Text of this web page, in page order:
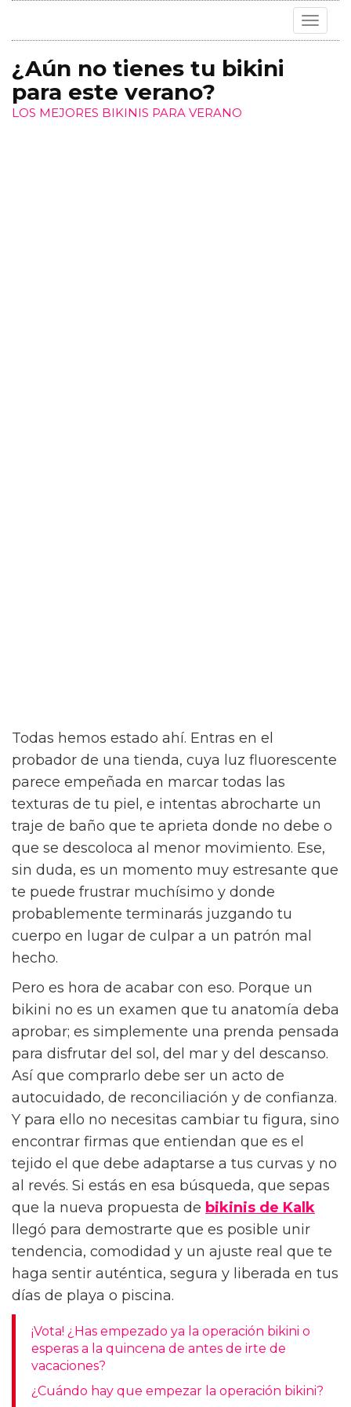
Toggle
¿Aún no tienes tu bikini
para este verano?
Todas hemos estado ahí. Entras en el
probador de una tienda, cuya luz fluorescente
parece empeñada en marcar todas las
texturas de tu piel, e intentas abrocharte un
traje de baño que te aprieta donde no debe o
que se descoloca al menor movimiento. Ese,
sin duda, es un momento muy estresante que
te puede frustrar muchísimo y donde
probablemente terminarás juzgando tu
cuerpo en lugar de culpar a un patrón mal
hecho.
Pero es hora de acabar con eso. Porque un
bikini no es un examen que tu anatomía deba
aprobar; es simplemente una prenda pensada
para disfrutar del sol, del mar y del descanso.
Así que comprarlo debe ser un acto de
autocuidado, de reconciliación y de confianza.
Y para ello no necesitas cambiar tu figura, sino
encontrar firmas que entiendan que es el
tejido el que debe adaptarse a tus curvas y no
al revés. Si estás en esa búsqueda, que sepas
que la nueva propuesta de bikinis de Kalk
llegó para demostrarte que es posible unir
tendencia, comodidad y un ajuste real que te
haga sentir auténtica, segura y liberada en tus
días de playa o piscina.
¡Vota! ¿Has empezado ya la operación bikini o
esperas a la quincena de antes de irte de
vacaciones?